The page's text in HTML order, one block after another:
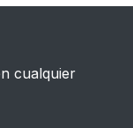
cualquier